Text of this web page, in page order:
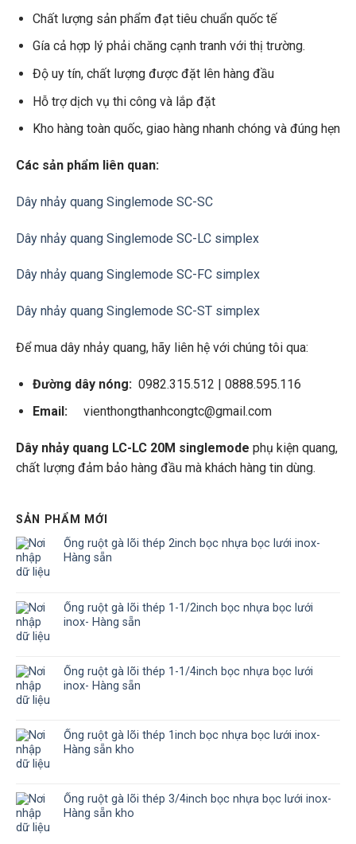
Chất lượng sản phẩm đạt tiêu chuẩn quốc tế
Gía cả hợp lý phải chăng cạnh tranh với thị trường.
Độ uy tín, chất lượng được đặt lên hàng đầu
Hỗ trợ dịch vụ thi công và lắp đặt
Kho hàng toàn quốc, giao hàng nhanh chóng và đúng hẹn
Các sản phẩm liên quan:
Dây nhảy quang Singlemode SC-SC
Dây nhảy quang Singlemode SC-LC simplex
Dây nhảy quang Singlemode SC-FC simplex
Dây nhảy quang Singlemode SC-ST simplex
Để mua dây nhảy quang, hãy liên hệ với chúng tôi qua:
Đường dây nóng:0982.315.512 | 0888.595.116
Email:vienthongthanhcongtc@gmail.com
Dây nhảy quang LC-LC 20M singlemode phụ kiện quang,
chất lượng đảm bảo hàng đầu mà khách hàng tin dùng.
SẢN PHẨM MỚI
Ống ruột gà lõi thép 2inch bọc nhựa bọc lưới inox-
Hàng sẵn
Ống ruột gà lõi thép 1-1/2inch bọc nhựa bọc lưới
inox- Hàng sẵn
Ống ruột gà lõi thép 1-1/4inch bọc nhựa bọc lưới
inox- Hàng sẵn
Ống ruột gà lõi thép 1inch bọc nhựa bọc lưới inox-
Hàng sẵn kho
Ống ruột gà lõi thép 3/4inch bọc nhựa bọc lưới inox-
Hàng sẵn kho